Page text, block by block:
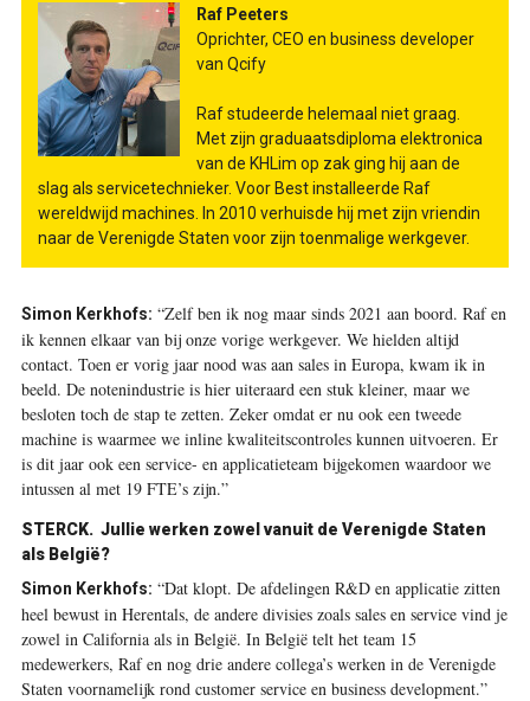
Raf Peeters
Oprichter, CEO en business developer
van Qcify
Raf studeerde helemaal niet graag.
Met zijn graduaatsdiploma elektronica
van de KHLim op zak ging hij aan de
slag als servicetechnieker. Voor Best installeerde Raf
wereldwijd machines. In 2010 verhuisde hij met zijn vriendin
naar de Verenigde Staten voor zijn toenmalige werkgever.
Simon Kerkhofs: “Zelf ben ik nog maar sinds 2021 aan boord. Raf en
ik kennen elkaar van bij onze vorige werkgever. We hielden altijd
contact. Toen er vorig jaar nood was aan sales in Europa, kwam ik in
beeld. De notenindustrie is hier uiteraard een stuk kleiner, maar we
besloten toch de stap te zetten. Zeker omdat er nu ook een tweede
machine is waarmee we inline kwaliteitscontroles kunnen uitvoeren. Er
is dit jaar ook een service- en applicatieteam bijgekomen waardoor we
intussen al met 19 FTE’s zijn.”
STERCK. Jullie werken zowel vanuit de Verenigde Staten
als België?
Simon Kerkhofs: “Dat klopt. De afdelingen R&D en applicatie zitten
heel bewust in Herentals, de andere divisies zoals sales en service vind je
zowel in California als in België. In België telt het team 15
medewerkers, Raf en nog drie andere collega’s werken in de Verenigde
Staten voornamelijk rond customer service en business development.”